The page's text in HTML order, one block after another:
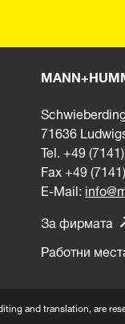
71636
Tel. +49
Fax +49
E-Mail:
За фирмата
Работни
and translation, are